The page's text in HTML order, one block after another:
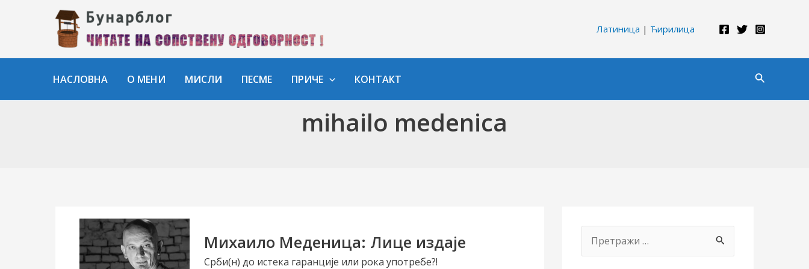
Латиница | Ћирилица
НАСЛОВНА О МЕНИ МИСЛИ ПЕСМЕ ПРИЧЕ КОНТАКТ Претрага
mihailo medenica
Михаило Меденица: Лице издаје
Срби(н) до истека гаранције или рока употребе?!
р